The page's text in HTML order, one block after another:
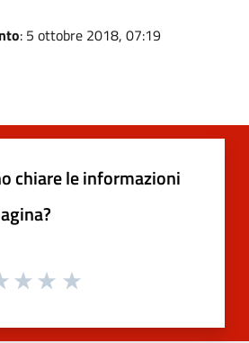
: 5 ottobre 2018, 07:19
chiare le informazioni